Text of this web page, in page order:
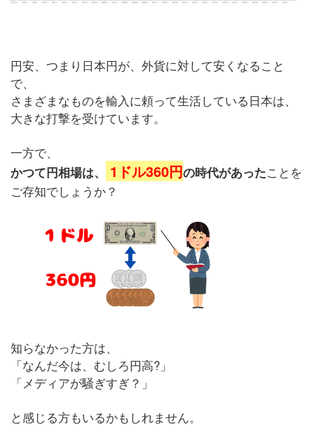
円安、つまり日本円が、外貨に対して安くなること
で、
さまざまなものを輸入に頼って生活している日本は、
大きな打撃を受けています。
一方で、
かつて円相場は、 1ドル360円の時代があったことを
ご存知でしょうか？
知らなかった方は、
「なんだ今は、むしろ円高?」
「メディアが騒ぎすぎ？」
と感じる方もいるかもしれません。